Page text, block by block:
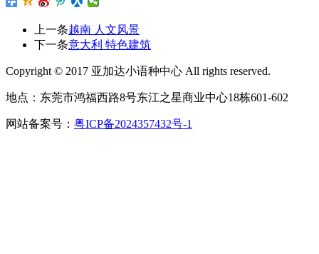
上一条越南 人文风景
下一条意大利 特色建筑
Copyright © 2017 亚加达小语种中心 All rights reserved.
地点：东莞市鸿福西路8号东江之星商业中心18栋601-602
网站备案号： 粤ICP备2024357432号-1